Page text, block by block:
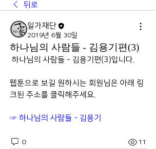
뒤로
일가재단
2019년 6월 30일
하나님의 사람들 - 김용기편(3)
하나님의 사람들 - 김용기편(3)입니다.
웹툰으로 보길 원하시는 회원님은 아래 링
크된 주소를 클릭해주세요.
☞ 하나님의 사람들 - 김용기
0 11